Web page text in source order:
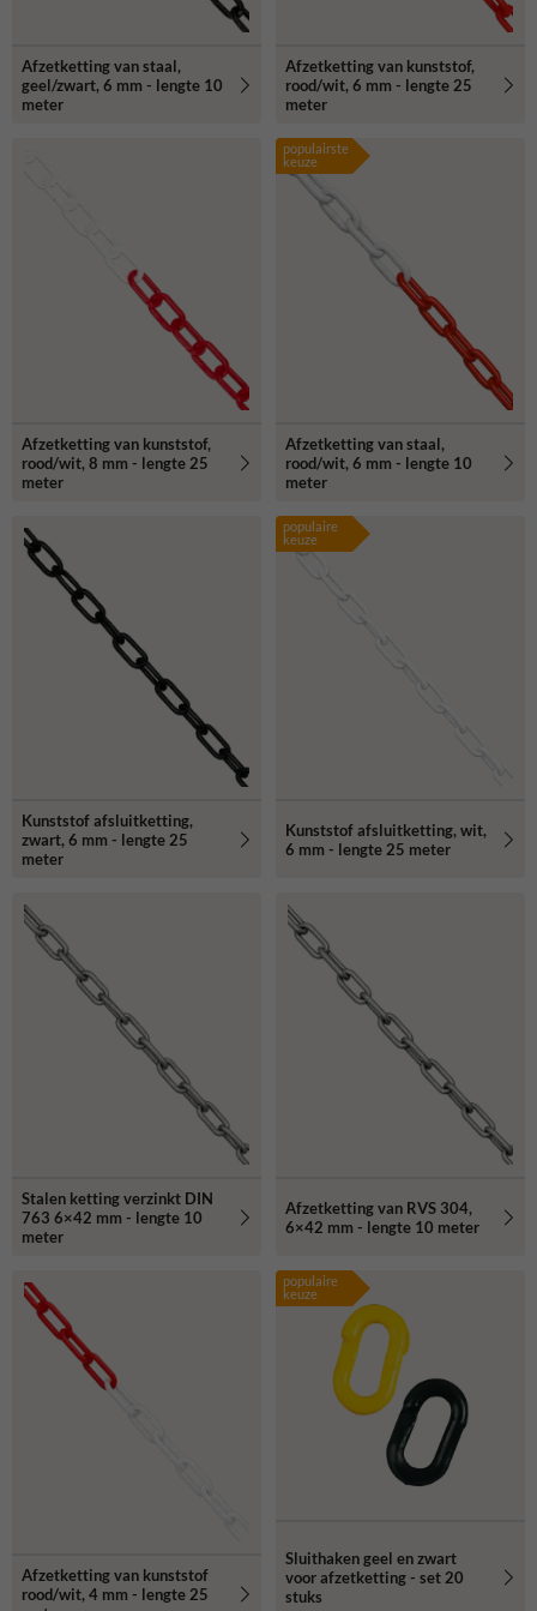
Afzetketting van staal,
geel/zwart, 6 mm - lengte 10
meter
Afzetketting van kunststof,
rood/wit, 6 mm - lengte 25
meter
Afzetketting van kunststof,
rood/wit, 8 mm - lengte 25
meter
populairste
keuze
Afzetketting van staal,
rood/wit, 6 mm - lengte 10
meter
Kunststof afsluitketting,
zwart, 6 mm - lengte 25
meter
populaire
keuze
Kunststof afsluitketting, wit,
6 mm - lengte 25 meter
Stalen ketting verzinkt DIN
763 6×42 mm - lengte 10
meter
Afzetketting van RVS 304,
6×42 mm - lengte 10 meter
Afzetketting van kunststof
rood/wit, 4 mm - lengte 25
populaire
keuze
Sluithaken geel en zwart
voor afzetketting - set 20
stuks